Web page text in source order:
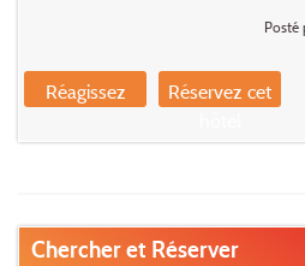
Réagissez
Réservez cet
Chercher et Réserver